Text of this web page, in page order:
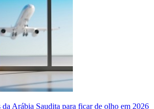
Arábia Saudita para ficar de olho em 2026